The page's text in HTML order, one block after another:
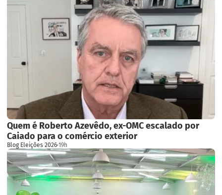
Quem é Roberto Azevêdo, ex-OMC escalado por
Caiado para o comércio exterior
Blog Eleições 2026·19h